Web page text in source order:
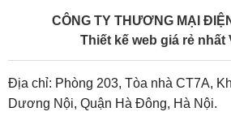
CÔNG TY THƯƠNG MẠI
Thiết kế web giá rẻ nhất
Địa chỉ: Phòng 203, Tòa nhà CT7A,
Dương Nội, Quận Hà Đông, Hà Nội.